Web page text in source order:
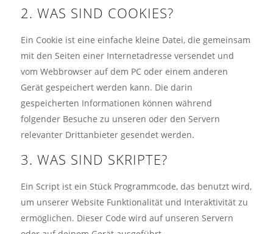
2. WAS SIND COOKIES?
Ein Cookie ist eine einfache kleine Datei, die gemeinsam
mit den Seiten einer Internetadresse versendet und
vom Webbrowser auf dem PC oder einem anderen
Gerät gespeichert werden kann. Die darin
gespeicherten Informationen können während
folgender Besuche zu unseren oder den Servern
relevanter Drittanbieter gesendet werden.
3. WAS SIND SKRIPTE?
Ein Script ist ein Stück Programmcode, das benutzt wird,
um unserer Website Funktionalität und Interaktivität zu
ermöglichen. Dieser Code wird auf unseren Servern